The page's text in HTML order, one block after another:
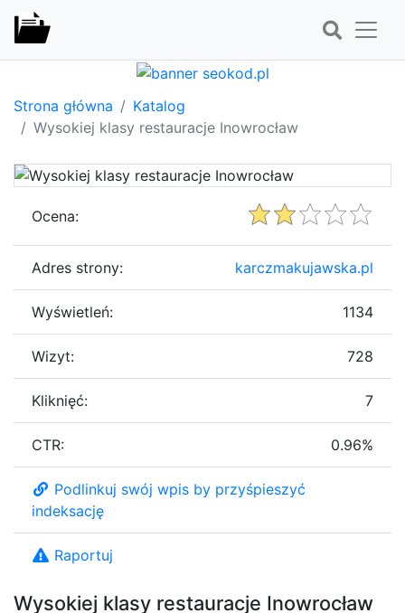
Strona główna
Katalog
Wysokiej klasy restauracje Inowrocław
Wysokiej klasy restauracje Inowrocław
Ocena:
Adres strony: karczmakujawska.pl
Wyświetleń: 1134
Wizyt: 728
Kliknięć: 7
CTR: 0.96%
Podlinkuj swój wpis by przyśpieszyć
indeksację
Raportuj